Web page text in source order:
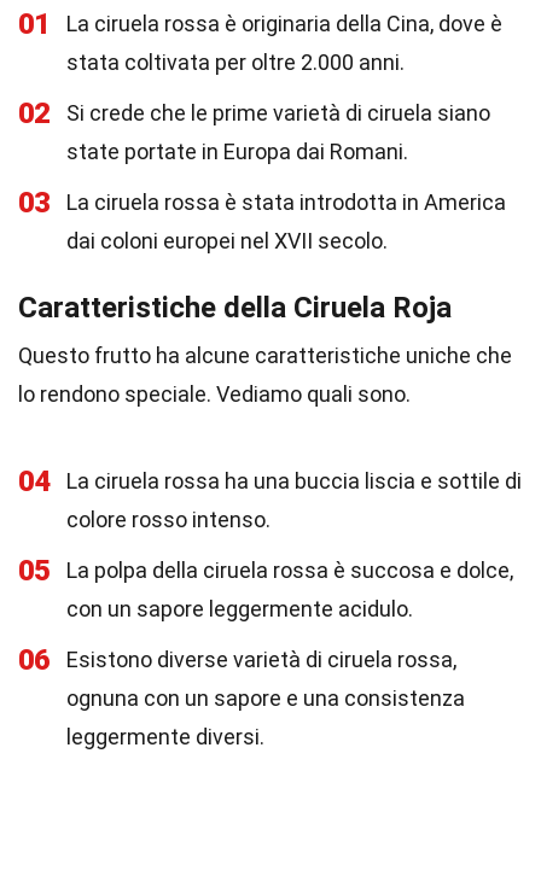
01
La ciruela rossa è originaria della Cina, dove è
stata coltivata per oltre 2.000 anni.
02
Si crede che le prime varietà di ciruela siano
state portate in Europa dai Romani.
03
La ciruela rossa è stata introdotta in America
dai coloni europei nel XVII secolo.
Caratteristiche della Ciruela Roja
Questo frutto ha alcune caratteristiche uniche che
lo rendono speciale. Vediamo quali sono.
04
La ciruela rossa ha una buccia liscia e sottile di
colore rosso intenso.
05
La polpa della ciruela rossa è succosa e dolce,
con un sapore leggermente acidulo.
06
Esistono diverse varietà di ciruela rossa,
ognuna con un sapore e una consistenza
leggermente diversi.